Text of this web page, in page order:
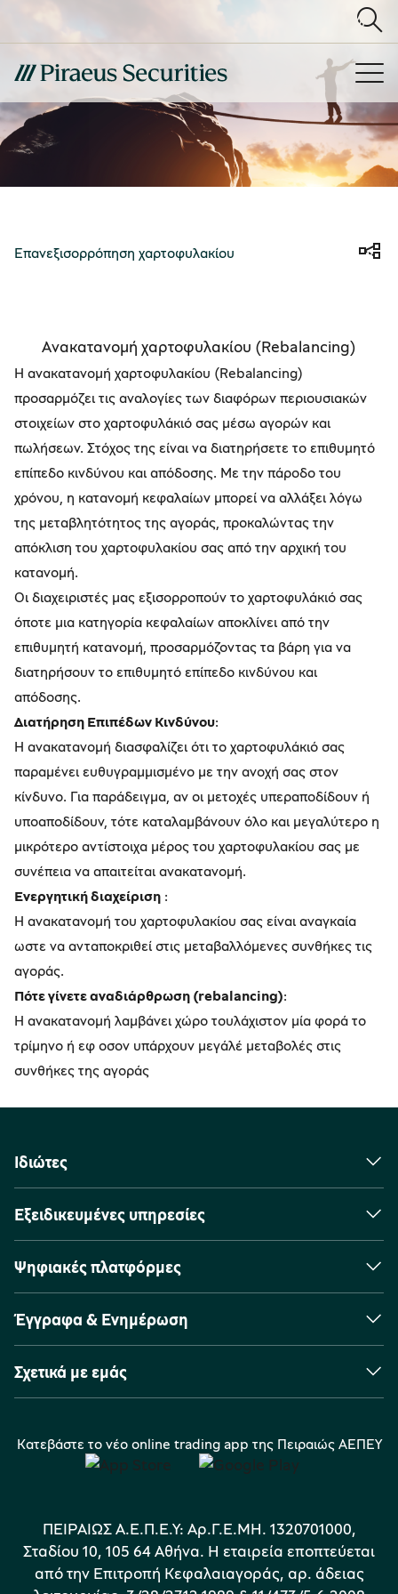
Επανεξισορρόπηση χαρτοφυλακίου
Ανακατανομή χαρτοφυλακίου (Rebalancing)
Η ανακατανομή χαρτοφυλακίου (Rebalancing)
προσαρμόζει τις αναλογίες των διαφόρων περιουσιακών
στοιχείων στο χαρτοφυλάκιό σας μέσω αγορών και
πωλήσεων. Στόχος της είναι να διατηρήσετε το επιθυμητό
επίπεδο κινδύνου και απόδοσης. Με την πάροδο του
χρόνου, η κατανομή κεφαλαίων μπορεί να αλλάξει λόγω
της μεταβλητότητος της αγοράς, προκαλώντας την
απόκλιση του χαρτοφυλακίου σας από την αρχική του
κατανομή.
Οι διαχειριστές μας εξισορροπούν το χαρτοφυλάκιό σας
όποτε μια κατηγορία κεφαλαίων αποκλίνει από την
επιθυμητή κατανομή, προσαρμόζοντας τα βάρη για να
διατηρήσουν το επιθυμητό επίπεδο κινδύνου και
απόδοσης.
Διατήρηση Επιπέδων Κινδύνου:
Η ανακατανομή διασφαλίζει ότι το χαρτοφυλάκιό σας
παραμένει ευθυγραμμισμένο με την ανοχή σας στον
κίνδυνο. Για παράδειγμα, αν οι μετοχές υπεραποδίδουν ή
υποαποδίδουν, τότε καταλαμβάνουν όλο και μεγαλύτερο η
μικρότερο αντίστοιχα μέρος του χαρτοφυλακίου σας με
συνέπεια να απαιτείται ανακατανομή.
Ενεργητική διαχείριση :
Η ανακατανομή του χαρτοφυλακίου σας είναι αναγκαία
ωστε να ανταποκριθεί στις μεταβαλλόμενες συνθήκες τις
αγοράς.
Πότε γίνετε αναδιάρθρωση (rebalancing):
Η ανακατανομή λαμβάνει χώρο τουλάχιστον μία φορά το
τρίμηνο ή εφ οσον υπάρχουν μεγάλέ μεταβολές στις
συνθήκες της αγοράς
Ιδιώτες
Εξειδικευμένες υπηρεσίες
Ψηφιακές πλατφόρμες
Έγγραφα & Ενημέρωση
Σχετικά με εμάς
Κατεβάστε το νέο online trading app της Πειραιώς ΑΕΠΕΥ
ΠΕΙΡΑΙΩΣ Α.Ε.Π.Ε.Υ: Αρ.Γ.Ε.ΜΗ. 1320701000,
Σταδίου 10, 105 64 Αθήνα. Η εταιρεία εποπτεύεται
από την Επιτροπή Κεφαλαιαγοράς, αρ. άδειας